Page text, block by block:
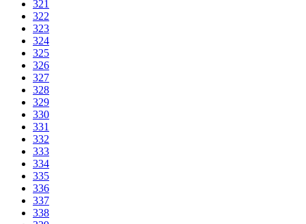
321
322
323
324
325
326
327
328
329
330
331
332
333
334
335
336
337
338